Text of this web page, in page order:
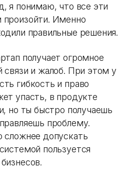
я понимаю, что все эти
Именно
правильные решения.
получает огромное
связи и жалоб. При этом у
гибкость и право
упасть, в продукте
но ты быстро получаешь
проблему.
сложнее допускать
пользуется